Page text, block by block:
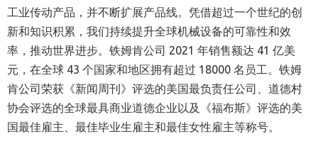
工业传动产品，并不断扩展产品线。凭借超过一个世纪的创
新和知识积累，我们持续提升全球机械设备的可靠性和效
率，推动世界进步。铁姆肯公司 2021 年销售额达 41 亿美
元，在全球 43 个国家和地区拥有超过 18000 名员工。铁姆
肯公司荣获《新闻周刊》评选的美国最负责任公司、道德村
协会评选的全球最具商业道德企业以及《福布斯》评选的美
国最佳雇主、最佳毕业生雇主和最佳女性雇主等称号。